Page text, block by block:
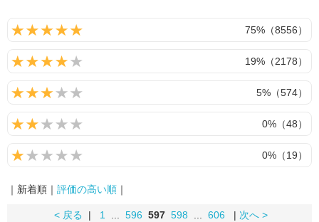
75%（8556）
19%（2178）
5%（574）
0%（48）
0%（19）
｜新着順｜ 評価の高い順 ｜
< 戻る | 1 596 597 598 606 | 次へ >